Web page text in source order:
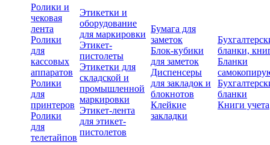
Ролики и
чековая
лента
Ролики
для
кассовых
аппаратов
Ролики
для
принтеров
Ролики
для
телетайпов
Этикетки и
оборудование
для маркировки
Этикет-
пистолеты
Этикетки для
складской и
промышленной
маркировки
Этикет-лента
для этикет-
пистолетов
Бумага для
заметок
Блок-кубики
для заметок
Диспенсеры
для закладок и
блокнотов
Клейкие
закладки
бланки,
Бланки
бланки
Книги учета